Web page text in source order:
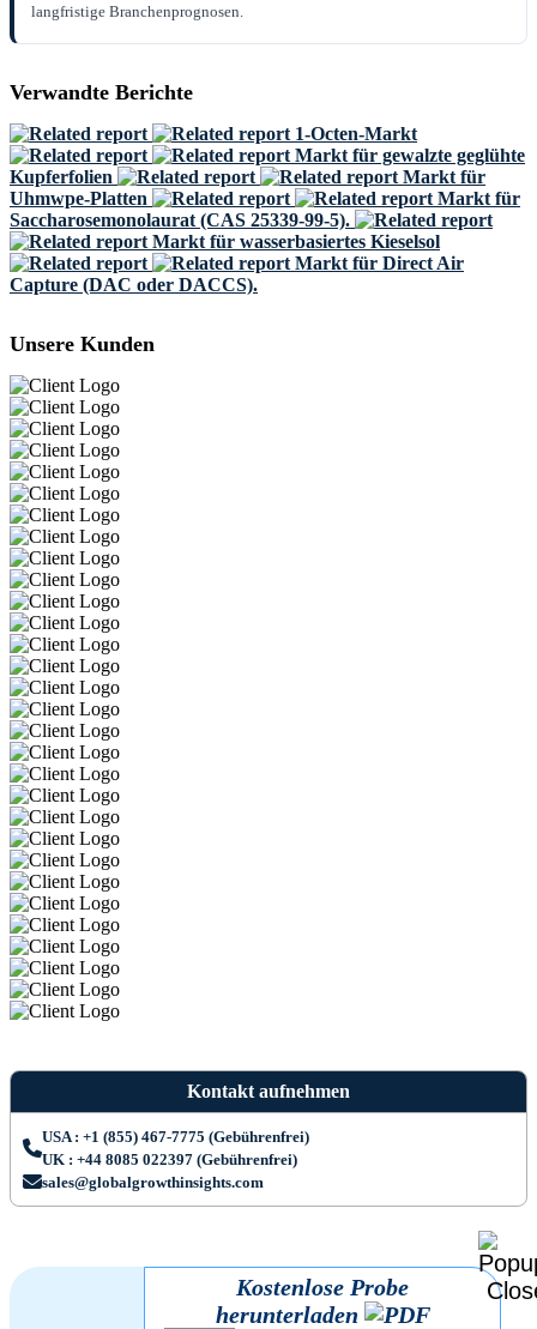
langfristige Branchenprognosen.
Verwandte Berichte
1-Octen-Markt
Markt für gewalzte geglühte
Kupferfolien
Markt für
Uhmwpe-Platten
Markt für
Saccharosemonolaurat (CAS 25339-99-5).
Markt für wasserbasiertes Kieselsol
Markt für Direct Air
Capture (DAC oder DACCS).
Unsere Kunden
Kontakt aufnehmen
USA : +1 (855) 467-7775 (Gebührenfrei)
UK : +44 8085 022397 (Gebührenfrei)
sales@globalgrowthinsights.com
Kostenlose Probe
herunterladen